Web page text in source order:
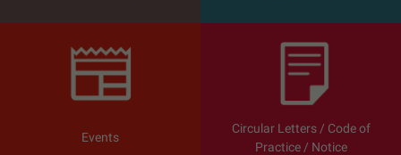
Events
Circular Letters / Code of
Practice / Notice